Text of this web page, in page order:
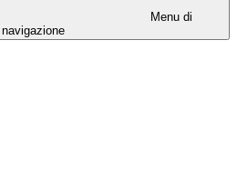
Menu di
navigazione